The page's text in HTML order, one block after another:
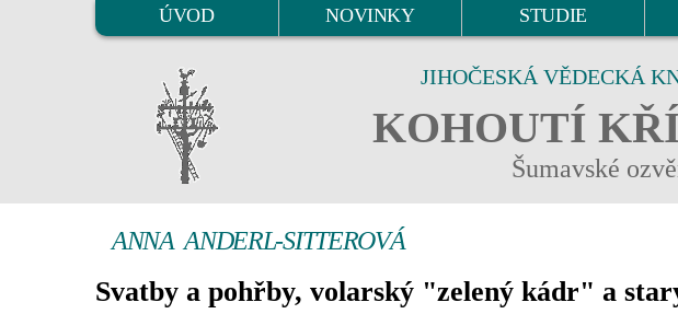
ÚVOD NOVINKY STUDIE
JIHOČESKÁ VĚDECKÁ
KOHOUTÍ
Šumavské
ANNA ANDERL-SITTEROVÁ
Svatby a pohřby, volarský "zelený kádr" a